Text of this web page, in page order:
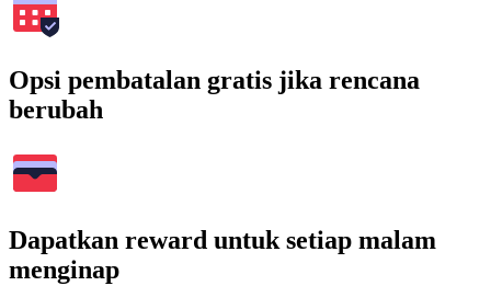
Opsi pembatalan gratis jika rencana
berubah
Dapatkan reward untuk setiap malam
menginap